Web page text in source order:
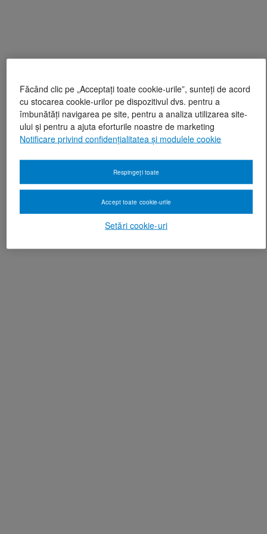
Făcând clic pe „Acceptați toate cookie-urile”, sunteți de acord
cu stocarea cookie-urilor pe dispozitivul dvs. pentru a
îmbunătăți navigarea pe site, pentru a analiza utilizarea site-
ului și pentru a ajuta eforturile noastre de marketing
Notificare privind confidențialitatea și modulele cookie
Setări cookie-uri
Respingeți toate
Accept toate cookie-urile